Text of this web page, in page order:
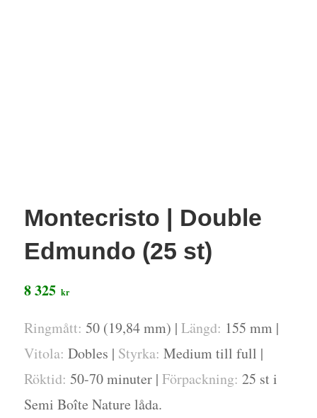
Montecristo | Double
Edmundo (25 st)
8 325 kr
Ringmått: 50 (19,84 mm) | Längd: 155 mm |
Vitola: Dobles | Styrka: Medium till full |
Röktid: 50-70 minuter | Förpackning: 25 st i
Semi Boîte Nature låda.